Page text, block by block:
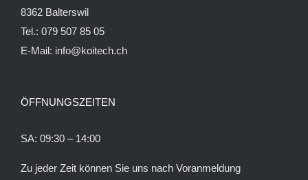
8362 Balterswil
Tel.: 079 507 85 05
E-Mail: info@koitech.ch
ÖFFNUNGSZEITEN
SA: 09:30 – 14:00
Zu jeder Zeit können Sie uns nach Voranmeldung